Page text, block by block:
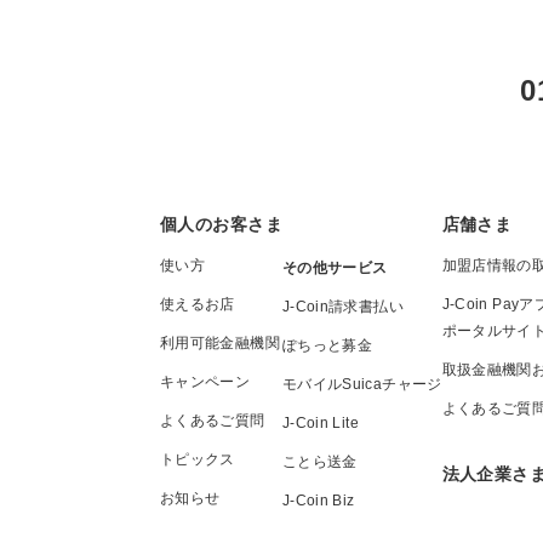
個人のお客さま
使い方
使えるお店
利用可能金融機関
キャンペーン
よくあるご質問
トピックス
お知らせ
その他サービス
J-Coin請求書払い
ぽちっと募金
モバイルSuicaチャージ
J-Coin Lite
ことら送金
J-Coin Biz
店舗さま
加盟店情報の
J-Coin Payア
ポータルサイ
取扱金融機関
よくあるご質
法人企業さま